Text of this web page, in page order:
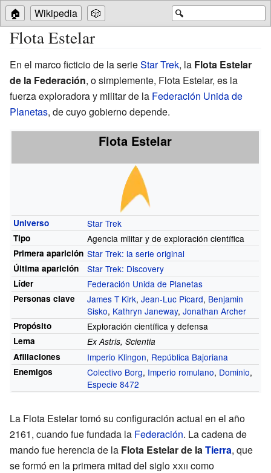
🔍
🏠 Wikipedia 🎲
Flota Estelar
En el marco ficticio de la serieStar Trek, la Flota Estelar
de la Federación, o simplemente, Flota Estelar, es la
fuerza exploradora y militar de la Federación Unida de
Planetas, de cuyo gobierno depende.
Flota Estelar
Universo Star Trek
Tipo Agencia militar y de exploración científica
Primera aparición Star Trek: la serie original
Última aparición Star Trek: Discovery
Líder Federación Unida de Planetas
Personas clave James T Kirk,Jean-Luc Picard, Benjamin
Sisko, Kathryn Janeway,Jonathan Archer
Propósito Exploración científica y defensa
Lema
Ex Astris, Scientia
Afiliaciones
Imperio Klingon, República Bajoriana
Enemigos Colectivo Borg, Imperio romulano, Dominio,
Especie 8472
La Flota Estelar tomó su configuración actual en el año
2161, cuando fue fundada la Federación. La cadena de
mando fue herencia de la Flota Estelar de laTierra, que
se formó en la primera mitad del sigloxxii como